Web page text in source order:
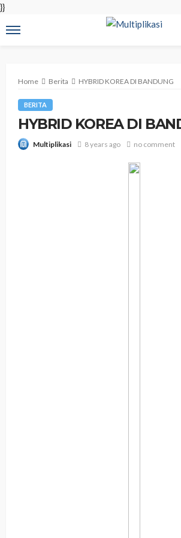
}}
Home Berita HYBRID KOREA DI BANDUNG
BERITA
HYBRID KOREA DI
Multiplikasi 8 years ago no comment